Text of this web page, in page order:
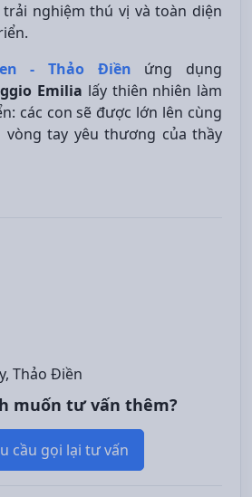
nghiệm thú vị và toàn diện
- Thảo Điền
ứng dụng
Emilia lấy thiên nhiên làm
các con sẽ được lớn lên cùng
tay yêu thương của thầy
Thảo Điền
muốn tư vấn thêm?
cầu gọi lại tư vấn